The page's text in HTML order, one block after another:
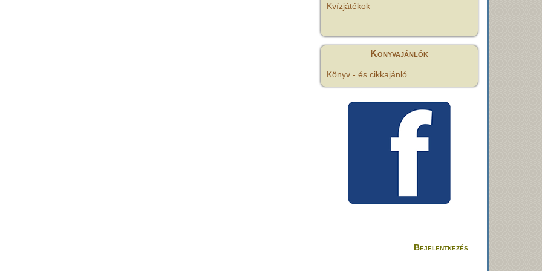
Kvízjátékok
Könyvajánlók
Könyv - és cikkajánló
Bejelentkezés